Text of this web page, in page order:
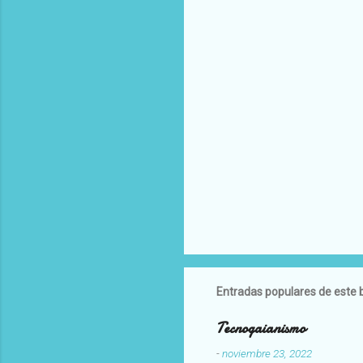
Entradas populares de este
Tecnogaianismo
-noviembre 23, 2022